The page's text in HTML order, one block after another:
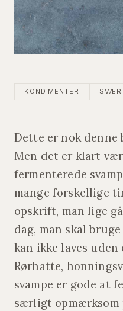
KONDIMENTER SVÆR
Dette er nok
Men det er klart
fermenterede
mange forskellige
opskrift, man lige
dag, man skal
kan ikke laves
Rørhatte,
svampe er gode at
særligt opmærksom